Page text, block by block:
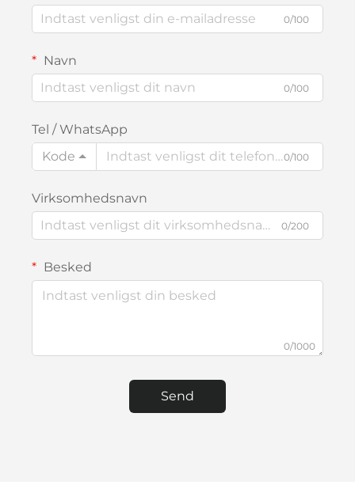
0/100
Navn
0/100
Tel / WhatsApp
Kode
0/100
Virksomhedsnavn
0/200
Besked
0/1000
Send